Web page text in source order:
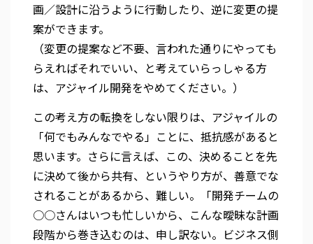
画／設計に沿うように行動したり、逆に変更の提
案ができます。
（変更の提案など不要、言われた通りにやっても
らえればそれでいい、と考えていらっしゃる方
は、アジャイル開発をやめてください。）
この考え方の転換をしない限りは、アジャイルの
「何でもみんなでやる」ことに、抵抗感があると
思います。さらに言えば、この、決めることを先
に決めて後から共有、というやり方が、善意でな
されることがあるから、難しい。「開発チームの
○○さんはいつも忙しいから、こんな曖昧な計画
段階から巻き込むのは、申し訳ない。ビジネス側